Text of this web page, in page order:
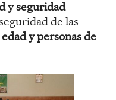
y seguridad
de las
y personas de